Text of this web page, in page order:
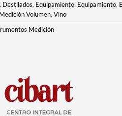
, Destilados, Equipamiento, Equipamiento,
Medición Volumen,Vino
Medición